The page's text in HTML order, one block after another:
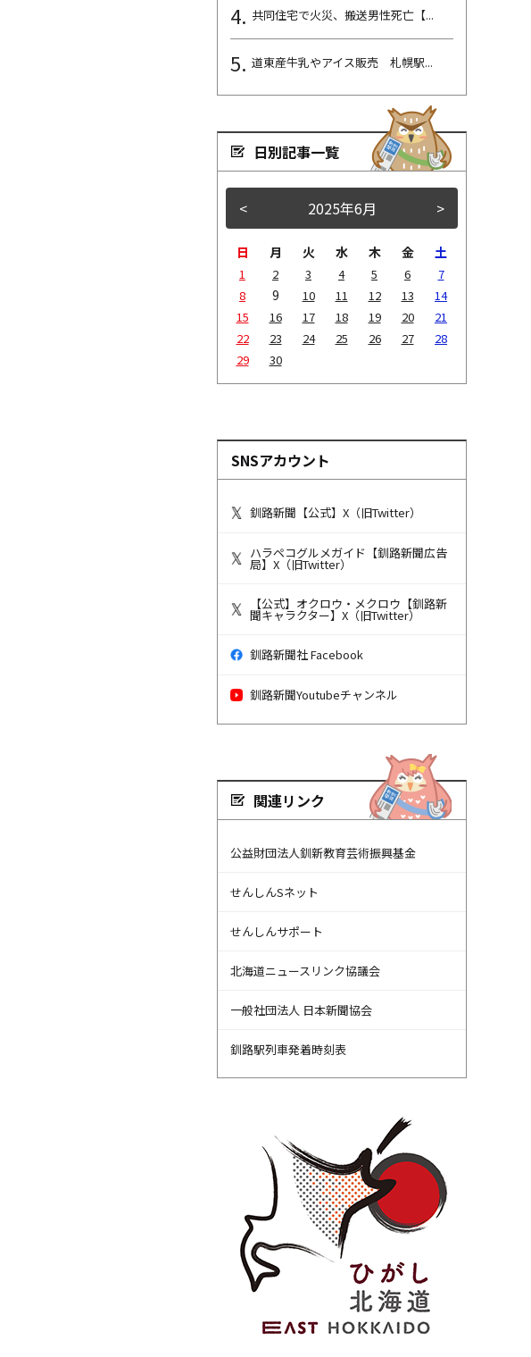
共同住宅で火災、搬送男性死亡【...
道東産牛乳やアイス販売 札幌駅...
日別記事一覧
< >
2025年6月
日 月 火 水 木 金 土
1 2 3 4 5 6
7
8
9 10 11 12 13
14
15
16 17 18 19 20
21
22
23 24 25 26 27
28
29
30
SNSアカウント
釧路新聞【公式】X（旧Twitter）
ハラペコグルメガイド【釧路新聞広告
局】X（旧Twitter）
【公式】オクロウ・メクロウ【釧路新
聞キャラクター】X（旧Twitter）
釧路新聞社 Facebook
釧路新聞Youtubeチャンネル
関連リンク
公益財団法人釧新教育芸術振興基金
せんしんSネット
せんしんサポート
北海道ニュースリンク協議会
一般社団法人 日本新聞協会
釧路駅列車発着時刻表